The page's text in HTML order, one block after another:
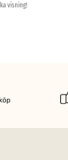
visning!